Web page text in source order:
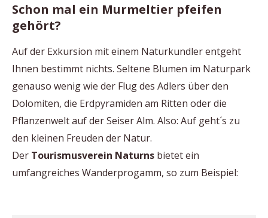
Schon mal ein Murmeltier pfeifen
gehört?
Auf der Exkursion mit einem Naturkundler entgeht
Ihnen bestimmt nichts. Seltene Blumen im Naturpark
genauso wenig wie der Flug des Adlers über den
Dolomiten, die Erdpyramiden am Ritten oder die
Pflanzenwelt auf der Seiser Alm. Also: Auf geht´s zu
den kleinen Freuden der Natur.
Der Tourismusverein Naturns bietet ein
umfangreiches Wanderprogamm, so zum Beispiel: